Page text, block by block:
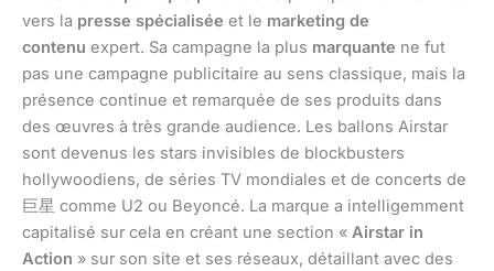
vers la presse spécialisée et le marketing de
contenu expert. Sa campagne la plus marquante ne fut
pas une campagne publicitaire au sens classique, mais la
présence continue et remarquée de ses produits dans
des œuvres à très grande audience. Les ballons Airstar
sont devenus les stars invisibles de blockbusters
hollywoodiens, de séries TV mondiales et de concerts de
巨星 comme U2 ou Beyoncé. La marque a intelligemment
capitalisé sur cela en créant une section « Airstar in
Action » sur son site et ses réseaux, détaillant avec des